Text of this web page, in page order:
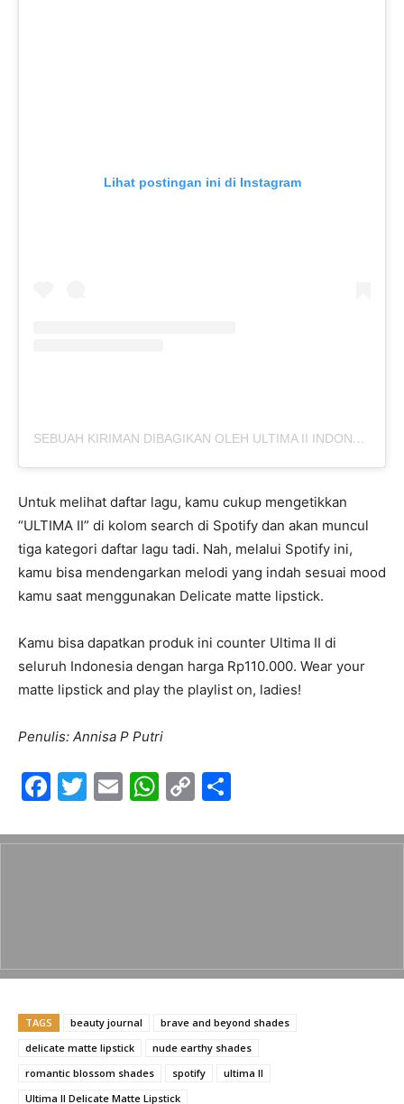
Lihat postingan ini di Instagram
SEBUAH KIRIMAN DIBAGIKAN OLEH ULTIMA II INDONESIA (@ULTIMAII_ID)
Untuk melihat daftar lagu, kamu cukup mengetikkan
“ULTIMA II” di kolom search di Spotify dan akan muncul
tiga kategori daftar lagu tadi. Nah, melalui Spotify ini,
kamu bisa mendengarkan melodi yang indah sesuai mood
kamu saat menggunakan Delicate matte lipstick.
Kamu bisa dapatkan produk ini counter Ultima II di
seluruh Indonesia dengan harga Rp110.000. Wear your
matte lipstick and play the playlist on, ladies!
Penulis: Annisa P Putri
F
c
o
k
T
itt
E
ai
W
at
p
C
p
k
ar
TAGS beauty journal
brave and beyond shades
delicate matte lipstick
nude earthy shades
romantic blossom shades
spotify
ultima II
Ultima II Delicate Matte Lipstick